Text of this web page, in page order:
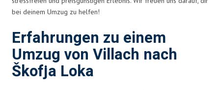
bei deinem Umzug zu helfen!
Erfahrungen zu einem
Umzug von Villach nach
Škofja Loka